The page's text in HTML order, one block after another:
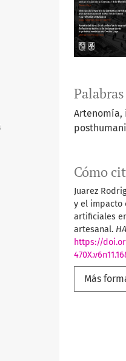
Cómo
Juarez
y el impacto
artificiales
artesanal.
https://
Más